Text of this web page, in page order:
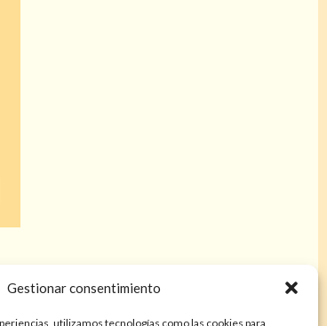
Gestionar consentimiento
utilizamos tecnologías como las cookies para